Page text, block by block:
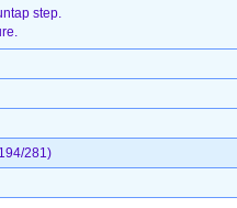
step.
281)